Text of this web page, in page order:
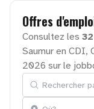
Offres
Consultez les
Saumur en CDI,
2026 sur le
Rechercher par
Localisation